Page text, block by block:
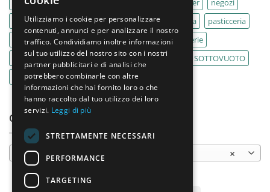
MACELLERIA
mixer
negozi
Outlet
pane panifici panificio paninoteca
pasticceria
pasticcerie
pescherie pizza pizzeria
pizzerie
PLANETARIA
pub ristoranti ristorazione
SOTTOVUOTO
supermercati
tavole calde tostiere
CATEGORIE PRODOTTO
×
Granitori / Distributori di bevande
Utilizziamo i cookie per personalizzare
contenuti, annunci e per analizzare il nostro
traffico. Condividiamo inoltre informazioni
sul tuo utilizzo del nostro sito con i nostri
partner pubblicitari e di analisi che
potrebbero combinarle con altre
informazioni che hai fornito loro o che
hanno raccolto dal tuo utilizzo dei loro
servizi. Leggi di più
STRETTAMENTE NECESSARI
PERFORMANCE
TARGETING